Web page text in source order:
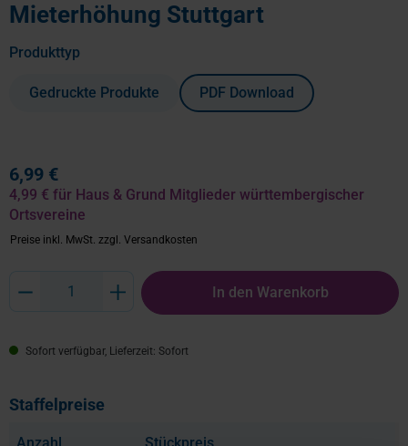
Mieterhöhung Stuttgart
Produkttyp
Gedruckte Produkte PDF Download
6,99 €
4,99 € für Haus & Grund Mitglieder württembergischer
Ortsvereine
Preise inkl. MwSt. zzgl. Versandkosten
Produkt Anzahl: Gib den gewünschten Wert ein oder benutze die Schaltflächen
In den Warenkorb
Sofort verfügbar, Lieferzeit: Sofort
Staffelpreise